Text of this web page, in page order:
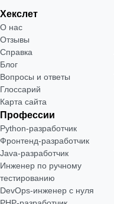
Хекслет
О нас
Отзывы
Справка
Блог
Вопросы и ответы
Глоссарий
Карта сайта
Профессии
Python-разработчик
Фронтенд-разработчик
Java-разработчик
Инженер по ручному
тестированию
DevOps-инженер с нуля